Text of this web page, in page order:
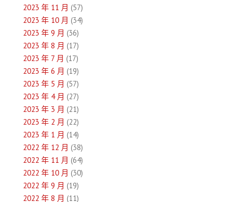
2023 年 11 月 (57)
2023 年 10 月 (34)
2023 年 9 月 (36)
2023 年 8 月 (17)
2023 年 7 月 (17)
2023 年 6 月 (19)
2023 年 5 月 (57)
2023 年 4 月 (27)
2023 年 3 月 (21)
2023 年 2 月 (22)
2023 年 1 月 (14)
2022 年 12 月 (38)
2022 年 11 月 (64)
2022 年 10 月 (30)
2022 年 9 月 (19)
2022 年 8 月 (11)